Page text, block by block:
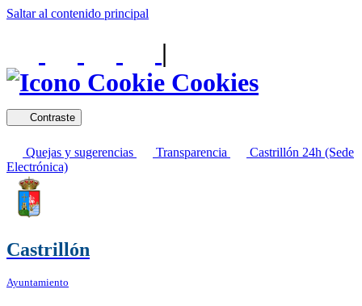
Saltar al contenido principal
|
Cookies
Contraste
Quejas y sugerencias Transparencia
Castrillón 24h (Sede
Electrónica)
Castrillón
Ayuntamiento